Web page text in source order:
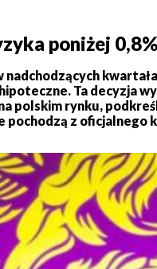
poniżej
nadchodzących
Ta decyzja
polskim rynku,
z oficjalnego